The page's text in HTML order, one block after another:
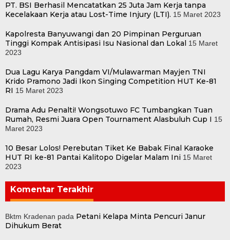
PT. BSI Berhasil Mencatatkan 25 Juta Jam Kerja tanpa
Kecelakaan Kerja atau Lost-Time Injury (LTI). 15 Maret 2023
Kapolresta Banyuwangi dan 20 Pimpinan Perguruan
Tinggi Kompak Antisipasi Isu Nasional dan Lokal 15 Maret
2023
Dua Lagu Karya Pangdam VI/Mulawarman Mayjen TNI
Krido Pramono Jadi Ikon Singing Competition HUT Ke-81
RI 15 Maret 2023
Drama Adu Penalti! Wongsotuwo FC Tumbangkan Tuan
Rumah, Resmi Juara Open Tournament Alasbuluh Cup I 15
Maret 2023
10 Besar Lolos! Perebutan Tiket Ke Babak Final Karaoke
HUT RI ke-81 Pantai Kalitopo Digelar Malam Ini 15 Maret
2023
Komentar Terakhir
Bktm Kradenan pada Petani Kelapa Minta Pencuri Janur
Dihukum Berat